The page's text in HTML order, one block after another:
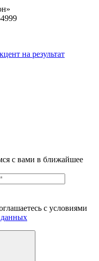
на результат
с вами в ближайшее
с условиями
данных